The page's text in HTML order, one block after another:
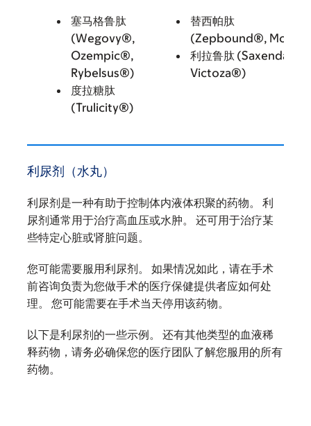
塞马格鲁肽
(Wegovy®,
Ozempic®,
Rybelsus®)
度拉糖肽
(Trulicity®)
替西帕肽
(Zepbound®,
利拉鲁肽 (Saxenda®,
Victoza®)
利尿剂（水丸）
利尿剂是一种有助于控制体内液体积聚的药物。 利
尿剂通常用于治疗高血压或水肿。 还可用于治疗某
些特定心脏或肾脏问题。
您可能需要服用利尿剂。 如果情况如此，请在手术
前咨询负责为您做手术的医疗保健提供者应如何处
理。 您可能需要在手术当天停用该药物。
以下是利尿剂的一些示例。 还有其他类型的血液稀
释药物，请务必确保您的医疗团队了解您服用的所有
药物。